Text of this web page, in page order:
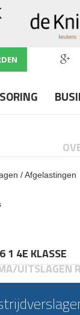
/ Afgelastingen
1 4E KLASSE
UITSLAGEN